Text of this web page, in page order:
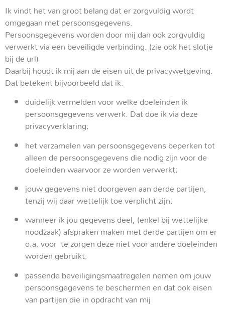
Ik vindt het van groot belang dat er zorgvuldig wordt
omgegaan met persoonsgegevens.
Persoonsgegevens worden door mij dan ook zorgvuldig
verwerkt via een beveiligde verbinding. (zie ook het slotje
bij de url)
Daarbij houdt ik mij aan de eisen uit de privacywetgeving.
Dat betekent bijvoorbeeld dat ik:
duidelijk vermelden voor welke doeleinden ik
persoonsgegevens verwerk. Dat doe ik via deze
privacyverklaring;
het verzamelen van persoonsgegevens beperken tot
alleen de persoonsgegevens die nodig zijn voor de
doeleinden waarvoor ze worden verwerkt;
jouw gegevens niet doorgeven aan derde partijen,
tenzij wij daar wettelijk toe verplicht zijn;
wanneer ik jou gegevens deel, (enkel bij wettelijke
noodzaak) afspraken maken met derde partijen om er
o.a. voor te zorgen deze niet voor andere doeleinden
worden gebruikt;
passende beveiligingsmaatregelen nemen om jouw
persoonsgegevens te beschermen en dat ook eisen
van partijen die in opdracht van mij